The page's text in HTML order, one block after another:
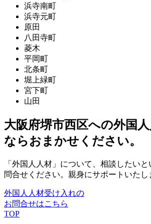
浜寺南町
浜寺元町
原田
八田寺町
菱木
平岡町
北条町
堀上緑町
宮下町
山田
大阪府堺市西区への外国
ならおまかせください。
「外国人人材」について、相談したい
問合せください。親身にサポートいたし
外国人人材受け入れの
お問合せはこちら
TOP